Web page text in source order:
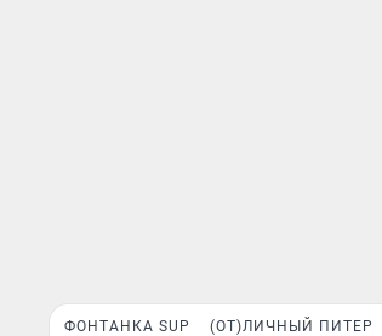
ФОНТАНКА SUP (ОТ)ЛИЧНЫЙ ПИТЕР